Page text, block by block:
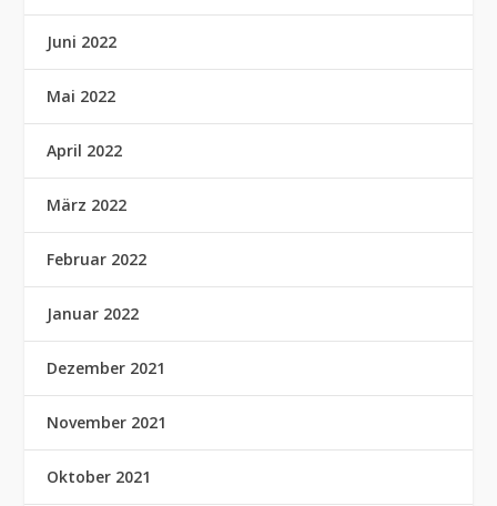
Juni 2022
Mai 2022
April 2022
März 2022
Februar 2022
Januar 2022
Dezember 2021
November 2021
Oktober 2021